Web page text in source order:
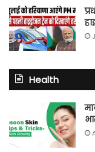
Health